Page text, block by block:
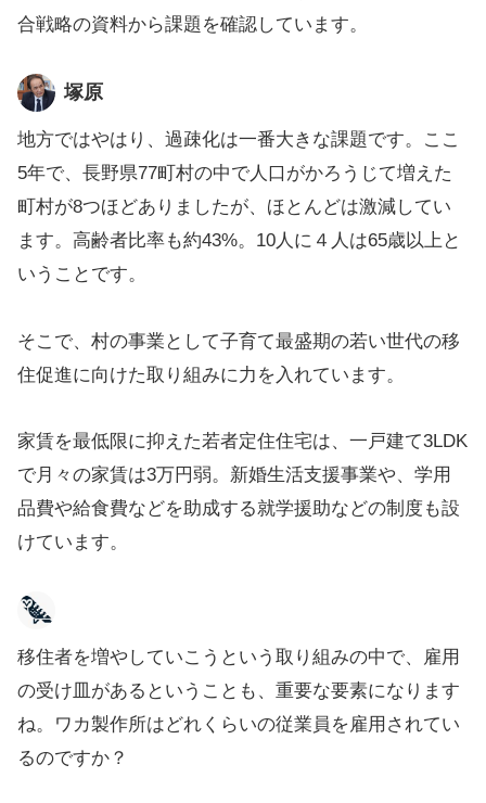
合戦略の資料から課題を確認しています。
塚原
地方ではやはり、過疎化は一番大きな課題です。ここ
5年で、長野県77町村の中で人口がかろうじて増えた
町村が8つほどありましたが、ほとんどは激減してい
ます。高齢者比率も約43%。10人に４人は65歳以上と
いうことです。
そこで、村の事業として子育て最盛期の若い世代の移
住促進に向けた取り組みに力を入れています。
家賃を最低限に抑えた若者定住住宅は、一戸建て3LDK
で月々の家賃は3万円弱。新婚生活支援事業や、学用
品費や給食費などを助成する就学援助などの制度も設
けています。
移住者を増やしていこうという取り組みの中で、雇用
の受け皿があるということも、重要な要素になります
ね。ワカ製作所はどれくらいの従業員を雇用されてい
るのですか？